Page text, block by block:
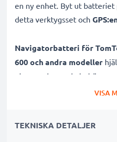
en ny enhet. Byt ut
detta verktygsset och
Navigatorbatteri för
600 och andra modeller
oberoende om du behöver
eller är ute på språng. Med
3.7V och lång livslängd tack
VISA
TEKNISKA DETALJER